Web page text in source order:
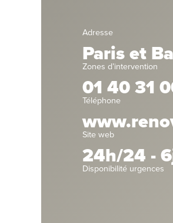
Adresse
Paris et
Zones d’intervention
01 40 31
Téléphone
Site web
24h/24 -
Disponibilité urgences